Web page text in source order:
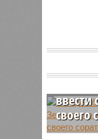
В Раде
ввести
своего